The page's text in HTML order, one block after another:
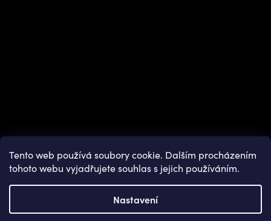
Tento web používá soubory cookie. Dalším procházením
tohoto webu vyjadřujete souhlas s jejich používáním.
Nastavení